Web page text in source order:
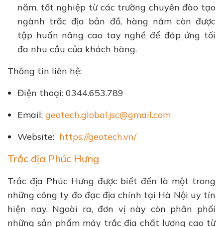
năm, tốt nghiệp từ các trường chuyên đào tạo
ngành trắc địa bản đồ, hàng năm còn được
tập huấn nâng cao tay nghề để đáp ứng tối
đa nhu cầu của khách hàng.
Thông tin liên hệ:
Điện thoại: 0344.653.789
Email: geotech.global.jsc@gmail.com
Website: https://geotech.vn/
Trắc địa Phúc Hưng
Trắc địa Phúc Hưng được biết đến là một trong
những công ty đo đạc địa chính tại Hà Nội uy tín
hiện nay. Ngoài ra, đơn vị này còn phân phối
những sản phẩm máy trắc địa chất lượng cao từ